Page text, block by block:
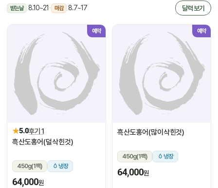
받는날 8.10~21 · 마감 8.7~17 달력 보기
예약
★5.0후기 1
흑산도홍어(덜삭힌것)
450g(1팩) 냉장
64,000원
예약
흑산도홍어(많이삭힌것)
450g(1팩) 냉장
64,000원